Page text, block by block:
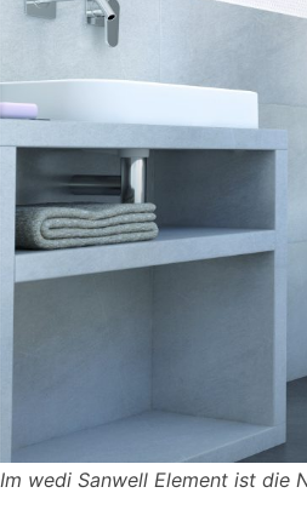
Im wedi Sanwell Element ist die